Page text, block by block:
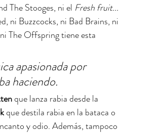
The Stooges, ni el Fresh fruit...
ni Buzzcocks, ni Bad Brains, ni
The Offspring tiene esta
apasionada por
haciendo.
que lanza rabia desde la
que destila rabia en la bataca o
y odio. Además, tampoco